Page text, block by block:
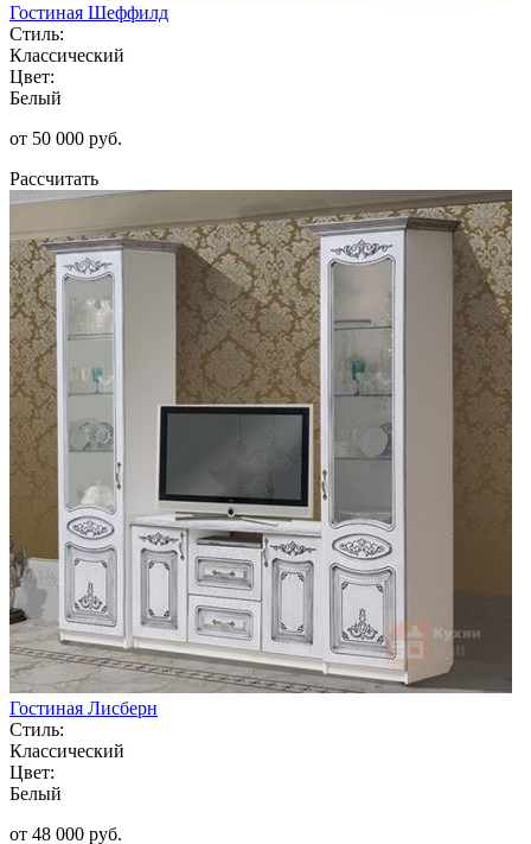
Гостиная Шеффилд
Стиль:
Классический
Цвет:
Белый
от 50 000 руб.
Рассчитать
Гостиная Лисберн
Стиль:
Классический
Цвет:
Белый
от 48 000 руб.